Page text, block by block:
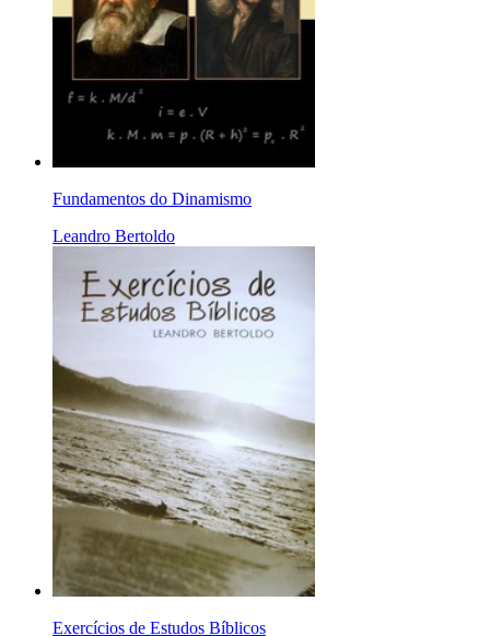
Fundamentos do Dinamismo
Leandro Bertoldo
Exercícios de Estudos Bíblicos